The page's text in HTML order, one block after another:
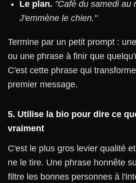
Le plan. "Café du samedi au
J'emmène le chien."
Termine par un petit prompt :
ou une phrase à finir que
C'est cette phrase qui
premier message.
5. Utilise la bio pour dire ce
vraiment
C'est le plus gros levier qualité
ne le tire. Une phrase honnête
filtre les bonnes personnes à